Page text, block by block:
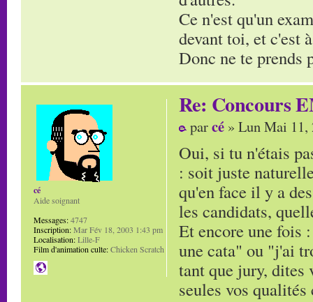
Ce n'est qu'un
devant toi, et c'est
Donc ne te prends
Re: Concours
parcé » Lun Mai 11,
Oui, si tu n'étais
: soit juste
qu'en face il y a
les candidats,
Et encore une fois
une cata" ou "j'ai
tant que jury, dites
seules vos
cé
Aide soignant
Messages:4747
Inscription:Mar Fév 18, 2003 1:43 pm
Localisation:Lille-F
Film d'animation culte:Chicken Scratch